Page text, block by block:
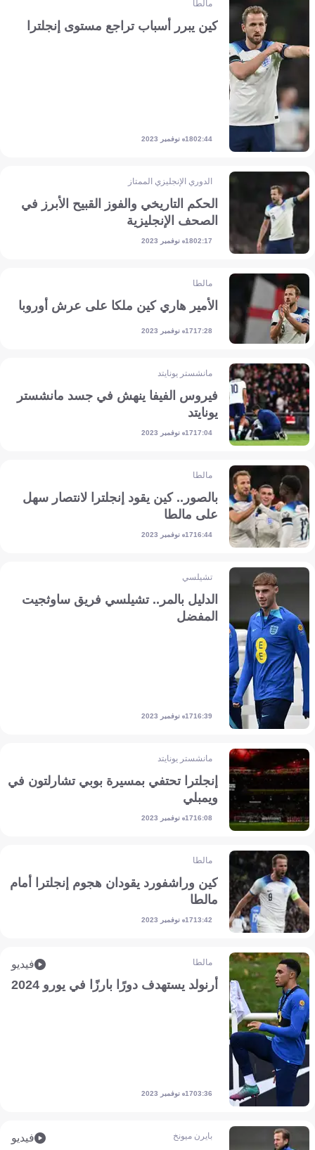
مالطا
كين يبرر أسباب تراجع مستوى إنجلترا
02:4418 نوفمبر 2023
الدوري الإنجليزي الممتاز
الحكم التاريخي والفوز القبيح الأبرز في
الصحف الإنجليزية
02:1718 نوفمبر 2023
مالطا
الأمير هاري كين ملكا على عرش أوروبا
17:2817 نوفمبر 2023
مانشستر يونايتد
فيروس الفيفا ينهش في جسد مانشستر
يونايتد
17:0417 نوفمبر 2023
مالطا
بالصور.. كين يقود إنجلترا لانتصار سهل
على مالطا
16:4417 نوفمبر 2023
تشيلسي
الدليل بالمر.. تشيلسي فريق ساوثجيت
المفضل
16:3917 نوفمبر 2023
مانشستر يونايتد
إنجلترا تحتفي بمسيرة بوبي تشارلتون في
ويمبلي
16:0817 نوفمبر 2023
مالطا
كين وراشفورد يقودان هجوم إنجلترا أمام
مالطا
13:4217 نوفمبر 2023
مالطا فيديو
أرنولد يستهدف دورًا بارزًا في يورو 2024
03:3617 نوفمبر 2023
بايرن ميونخ فيديو